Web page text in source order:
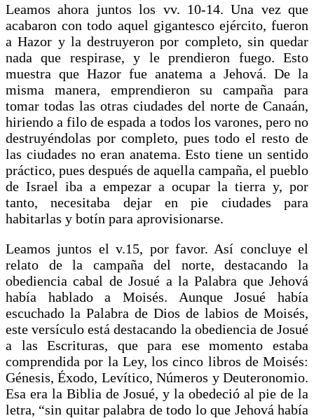
Leamos ahora juntos los vv. 10-14. Una vez que
acabaron con todo aquel gigantesco ejército, fueron
a Hazor y la destruyeron por completo, sin quedar
nada que respirase, y le prendieron fuego. Esto
muestra que Hazor fue anatema a Jehová. De la
misma manera, emprendieron su campaña para
tomar todas las otras ciudades del norte de Canaán,
hiriendo a filo de espada a todos los varones, pero no
destruyéndolas por completo, pues todo el resto de
las ciudades no eran anatema. Esto tiene un sentido
práctico, pues después de aquella campaña, el pueblo
de Israel iba a empezar a ocupar la tierra y, por
tanto, necesitaba dejar en pie ciudades para
habitarlas y botín para aprovisionarse.
Leamos juntos el v.15, por favor. Así concluye el
relato de la campaña del norte, destacando la
obediencia cabal de Josué a la Palabra que Jehová
había hablado a Moisés. Aunque Josué había
escuchado la Palabra de Dios de labios de Moisés,
este versículo está destacando la obediencia de Josué
a las Escrituras, que para ese momento estaba
comprendida por la Ley, los cinco libros de Moisés:
Génesis, Éxodo, Levítico, Números y Deuteronomio.
Esa era la Biblia de Josué, y la obedeció al pie de la
letra, “sin quitar palabra de todo lo que Jehová había